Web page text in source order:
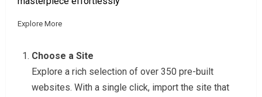
Explore More
Choose a Site
Explore a rich selection of over 350 pre-built
websites. With a single click, import the site that